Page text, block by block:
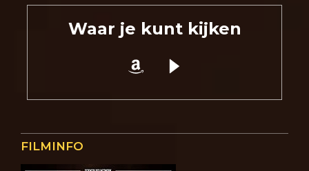
Waar je kunt kijken
FILMINFO